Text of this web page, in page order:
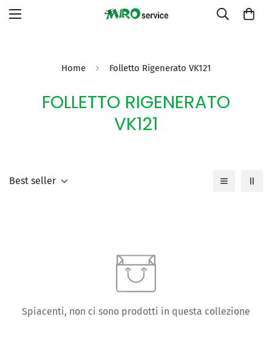
Home Folletto Rigenerato VK121
FOLLETTO RIGENERATO
VK121
Best seller
Spiacenti, non ci sono prodotti in questa collezione